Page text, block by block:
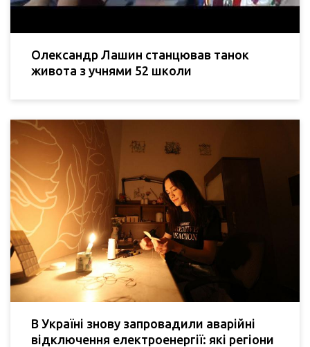
Олександр Лашин станцював танок
живота з учнями 52 школи
В Україні знову запровадили аварійні
відключення електроенергії: які регіони